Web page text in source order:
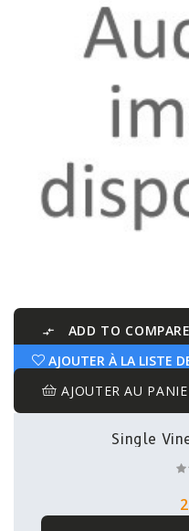

ADD TO COMPARE
AJOUTER À LA LISTE
AJOUTER AU
Single